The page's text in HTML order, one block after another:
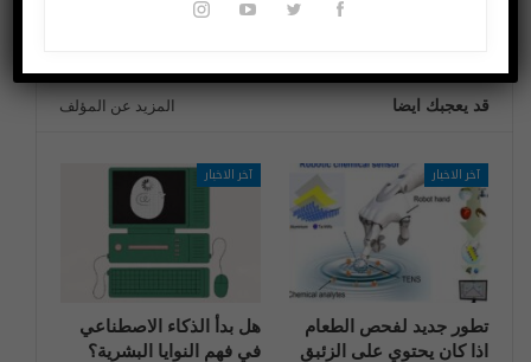
قد يعجبك ايضا المزيد عن المؤلف
آخر الاخبار
تطور جديد لفحص الطعام
اذا كان يحتوي على الزئبق
آخر الاخبار
هل بدأ الذكاء الاصطناعي
في فهم النوايا البشرية؟